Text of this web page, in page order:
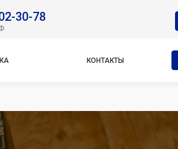
30-78
КОНТАКТЫ